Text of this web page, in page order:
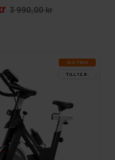
3 990,00 kr
SLUT­REA
TILL 12.8.